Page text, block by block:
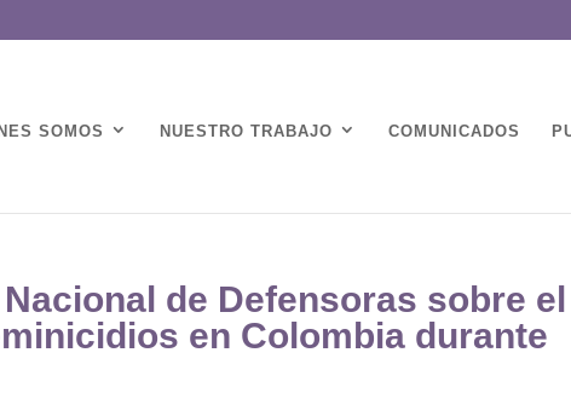
SOMOS NUESTRO TRABAJO COMUNICADOS
de Defensoras sobre el
en Colombia durante